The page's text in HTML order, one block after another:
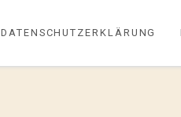
DATENSCHUTZERKLÄRUNG